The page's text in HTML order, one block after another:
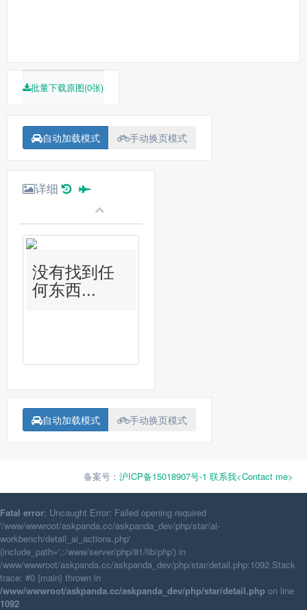
批量下载原图(0张)
自动加载模式 手动换页模式
详细
没有找到任
何东西...
自动加载模式 手动换页模式
备案号： 沪ICP备15018907号-1 联系我<Contact me>
Fatal error: Uncaught Error: Failed opening required
'/www/wwwroot/askpanda.cc/askpanda_dev/php/star/ai-
workbench/detail_ai_actions.php'
(include_path='.:/www/server/php/81/lib/php') in
/www/wwwroot/askpanda.cc/askpanda_dev/php/star/detail.php:1092 Stack
trace: #0 {main} thrown in
/www/wwwroot/askpanda.cc/askpanda_dev/php/star/detail.php on line
1092